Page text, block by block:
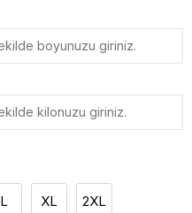
L XL 2XL